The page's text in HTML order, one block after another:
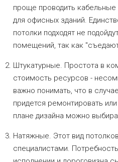
проще проводить кабельные
для офисных зданий.
потолки подходят не
помещений, так как
Штукатурные. Простота в
стоимость ресурсов -
важно понимать, что в
придется ремонтировать
плане дизайна можно
Натяжные. Этот вид
специалистами.